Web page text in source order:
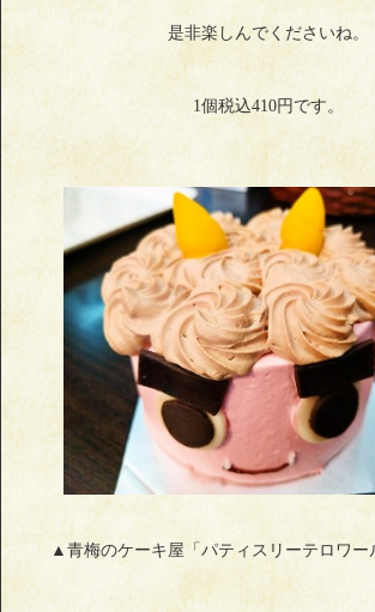
是非楽しんでくださいね。
1個税込410円です。
▲青梅のケーキ屋「パティスリーテロワー